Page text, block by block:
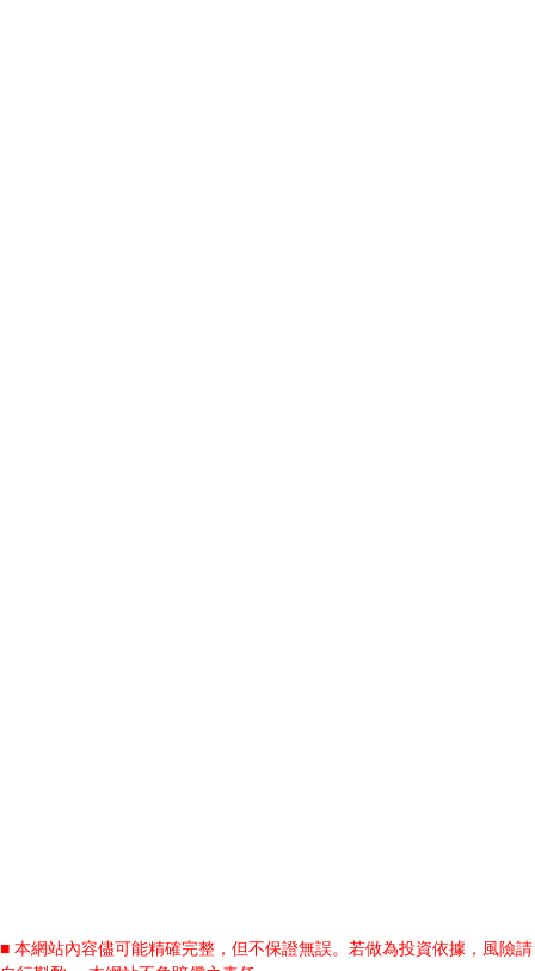
■ 本網站內容儘可能精確完整，但不保證無誤。若做為投資依據，風險請